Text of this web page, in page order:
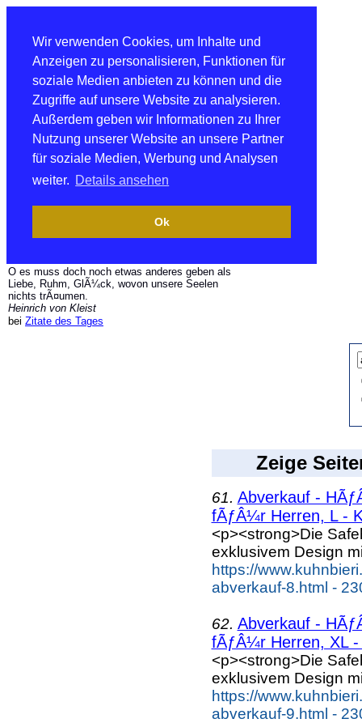
Wir verwenden Cookies, um Inhalte und
Anzeigen zu personalisieren, Funktionen für
soziale Medien anbieten zu können und die
Zugriffe auf unsere Website zu analysieren.
Außerdem geben wir Informationen zu Ihrer
Nutzung unserer Website an unsere Partner
für soziale Medien, Werbung und Analysen
weiter. Details ansehen
Ok
O es muss doch noch etwas anderes geben als
Liebe, Ruhm, GlÃ¼ck, wovon unsere Seelen
nichts trÃ¤umen.
Heinrich von Kleist
bei Zitate des Tages
Zeige
61. Abverkauf -
fÃƒÂ¼r Herren, L -
<p><strong>Die
exklusivem Design
https://
abverkauf-8.html -
62. Abverkauf -
fÃƒÂ¼r Herren, XL
<p><strong>Die
exklusivem Design
https://
abverkauf-9.html -